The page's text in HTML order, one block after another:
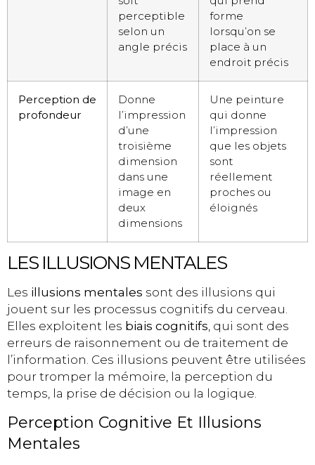
perceptible
selon un
angle précis
forme
lorsqu’on se
place à un
endroit précis
Perception de
profondeur
Donne
l’impression
d’une
troisième
dimension
dans une
image en
deux
dimensions
Une peinture
qui donne
l’impression
que les objets
sont
réellement
proches ou
éloignés
LES ILLUSIONS MENTALES
Les illusions mentales sont des illusions qui
jouent sur les processus cognitifs du cerveau.
Elles exploitent les biais cognitifs, qui sont des
erreurs de raisonnement ou de traitement de
l’information. Ces illusions peuvent être utilisées
pour tromper la mémoire, la perception du
temps, la prise de décision ou la logique.
Perception Cognitive Et Illusions
Mentales